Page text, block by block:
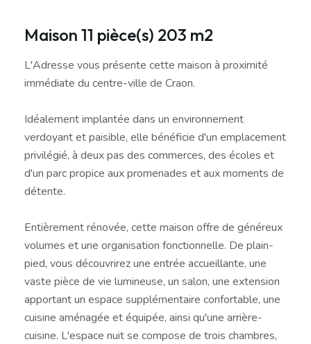
Maison 11 pièce(s) 203 m2
L'Adresse vous présente cette maison à proximité
immédiate du centre-ville de Craon.
Idéalement implantée dans un environnement
verdoyant et paisible, elle bénéficie d'un emplacement
privilégié, à deux pas des commerces, des écoles et
d'un parc propice aux promenades et aux moments de
détente.
Entièrement rénovée, cette maison offre de généreux
volumes et une organisation fonctionnelle. De plain-
pied, vous découvrirez une entrée accueillante, une
vaste pièce de vie lumineuse, un salon, une extension
apportant un espace supplémentaire confortable, une
cuisine aménagée et équipée, ainsi qu'une arrière-
cuisine. L'espace nuit se compose de trois chambres,